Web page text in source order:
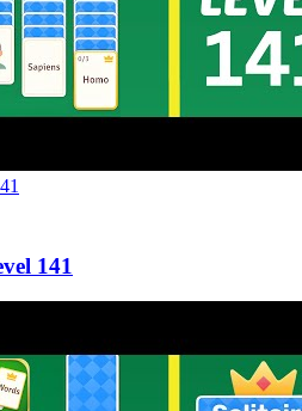
141